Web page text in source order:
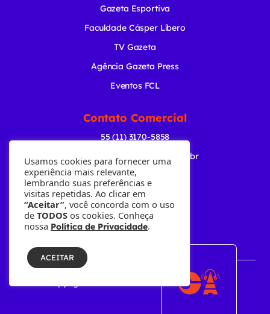
Gazeta Esportiva
Faculdade Cásper Líbero
TV Gazeta
Agência Gazeta Press
Eventos FCL
Contato Comercial
55 (11) 3170-5858
comercial@radiogazeta.com.br
Baixe nosso APP
© Copyright 2001-2026 • Fundação Cásper Líbero.
Usamos cookies para fornecer uma
experiência mais relevante,
lembrando suas preferências e
visitas repetidas. Ao clicar em
“Aceitar”, você concorda com o uso
de TODOS os cookies. Conheça
nossa Política de Privacidade.
ACEITAR